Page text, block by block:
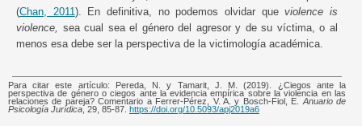
(Chan, 2011). En definitiva, no podemos olvidar queviolence is
violence,
sea cual sea el género del agresor y de su víctima, o al
menos esa debe ser la perspectiva de la victimología académica.
Para citar este artículo: Pereda, N. y Tamarit, J. M. (2019). ¿Ciegos ante la
perspectiva de género o ciegos ante la evidencia empírica sobre la violencia en las
relaciones de pareja? Comentario a Ferrer-Pérez, V. A. y Bosch-Fiol, E. Anuario de
Psicología Jurídica, 29, 85-87. https://doi.org/10.5093/apj2019a6